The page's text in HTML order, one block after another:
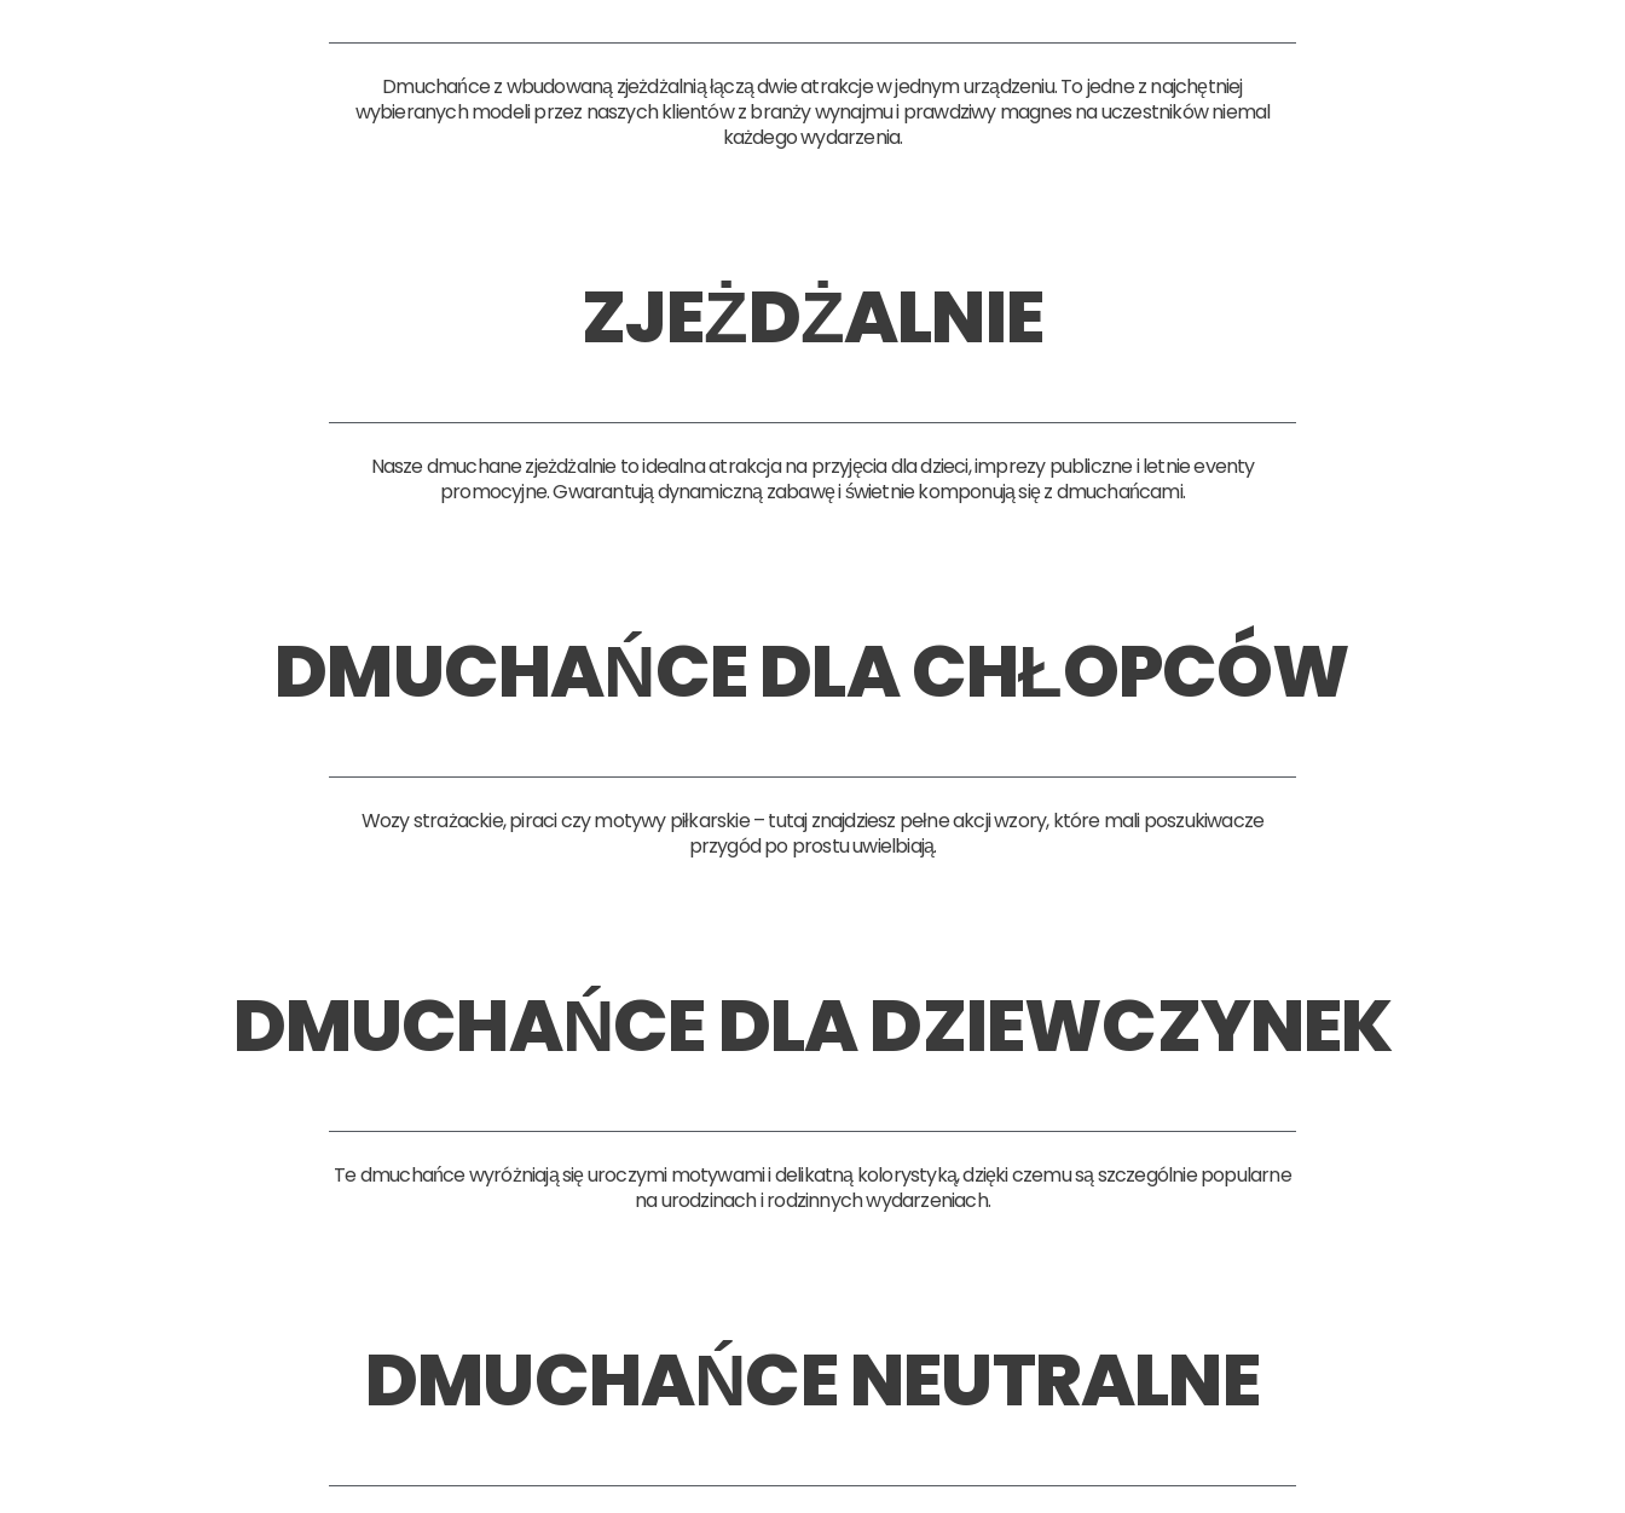
Dmuchańce z wbudowaną zjeżdżalnią łączą dwie atrakcje w jednym urządzeniu. To jedne z najchętniej
wybieranych modeli przez naszych klientów z branży wynajmu i prawdziwy magnes na uczestników niemal
każdego wydarzenia.
ZJEŻDŻALNIE
Nasze dmuchane zjeżdżalnie to idealna atrakcja na przyjęcia dla dzieci, imprezy publiczne i letnie eventy
promocyjne. Gwarantują dynamiczną zabawę i świetnie komponują się z dmuchańcami.
DMUCHAŃCE DLA CHŁOPCÓW
Wozy strażackie, piraci czy motywy piłkarskie – tutaj znajdziesz pełne akcji wzory, które mali poszukiwacze
przygód po prostu uwielbiają.
DMUCHAŃCE DLA DZIEWCZYNEK
Te dmuchańce wyróżniają się uroczymi motywami i delikatną kolorystyką, dzięki czemu są szczególnie popularne
na urodzinach i rodzinnych wydarzeniach.
DMUCHAŃCE NEUTRALNE